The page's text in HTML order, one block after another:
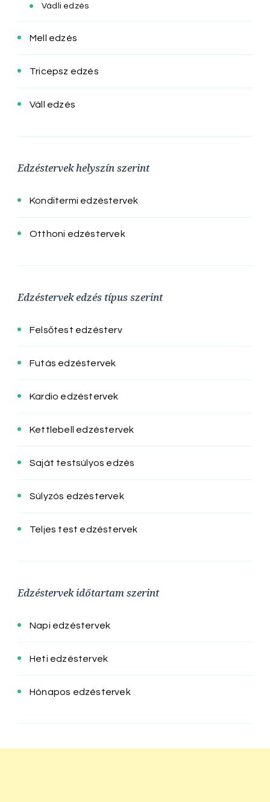
Vádli edzés
Mell edzés
Tricepsz edzés
Váll edzés
Edzéstervek helyszín szerint
Konditermi edzéstervek
Otthoni edzéstervek
Edzéstervek edzés típus szerint
Felsőtest edzésterv
Futás edzéstervek
Kardio edzéstervek
Kettlebell edzéstervek
Saját testsúlyos edzés
Súlyzós edzéstervek
Teljes test edzéstervek
Edzéstervek időtartam szerint
Napi edzéstervek
Heti edzéstervek
Hónapos edzéstervek